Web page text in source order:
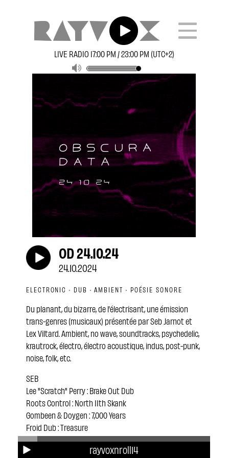
LIVE RADIO 17:00 PM / 23:00 PM (UTC+2)
rayvoxnroll14
OD 24.10.24
24.10.2024
ELECTRONIC · DUB · AMBIENT · POÉSIE SONORE
Du planant, du bizarre, de l’électrisant, une émission
trans-genres (musicaux) présentée par Seb Jarnot et
Lex Viltard. Ambient, no wave, soundtracks, psychedelic,
krautrock, électro, électro acoustique, indus, post-punk,
noise, folk, etc.
SEB
Lee "Scratch" Perry : Brake Out Dub
Roots Control : North 11th Skank
Gombeen & Doygen : 7,000 Years
Froid Dub : Treasure
Rambadu : Setu
Voices from the Lake : 531 kHz